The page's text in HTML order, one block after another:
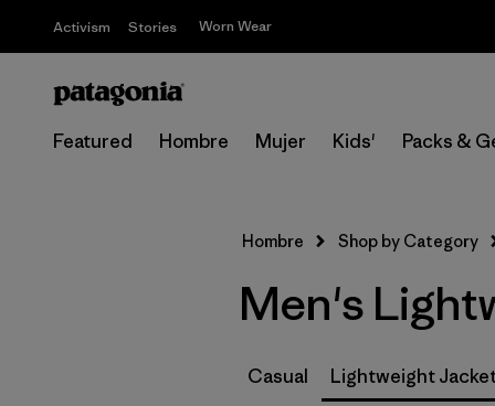
Activism Stories Worn Wear
Featured Hombre Mujer Kids' Packs &
Hombre Shop by Category
Men's
Casual Lightweight